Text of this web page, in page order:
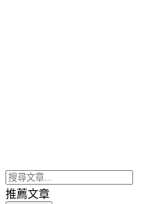
推薦文章